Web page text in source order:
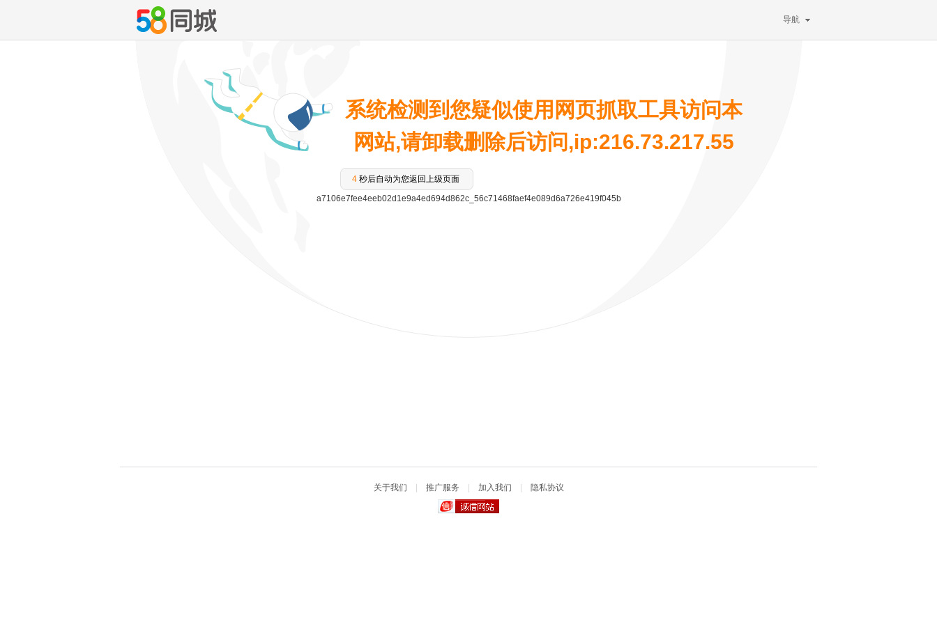
导航
系统检测到您疑似使用网页抓取工具访问本
网站,请卸载删除后访问,ip:216.73.217.55
4 秒后自动为您返回上级页面
a7106e7fee4eeb02d1e9a4ed694d862c_56c71468faef4e089d6a726e419f045b
关于我们 推广服务 加入我们 隐私协议